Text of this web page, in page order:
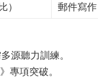
） 郵件寫作
源聽力訓練。
專項突破。